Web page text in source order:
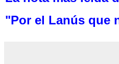
"Por el Lanús que